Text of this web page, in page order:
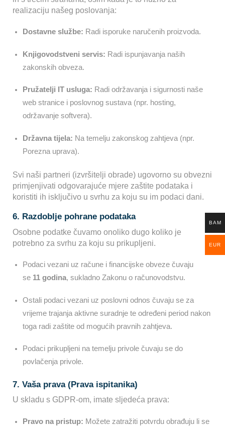
realizaciju našeg poslovanja:
Dostavne službe: Radi isporuke naručenih proizvoda.
Knjigovodstveni servis: Radi ispunjavanja naših
zakonskih obveza.
Pružatelji IT usluga: Radi održavanja i sigurnosti naše
web stranice i poslovnog sustava (npr. hosting,
održavanje softvera).
Državna tijela: Na temelju zakonskog zahtjeva (npr.
Porezna uprava).
Svi naši partneri (izvršitelji obrade) ugovorno su obvezni
primjenjivati odgovarajuće mjere zaštite podataka i
koristiti ih isključivo u svrhu za koju su im podaci dani.
6. Razdoblje pohrane podataka
Osobne podatke čuvamo onoliko dugo koliko je
potrebno za svrhu za koju su prikupljeni.
Podaci vezani uz račune i financijske obveze čuvaju
se 11 godina, sukladno Zakonu o računovodstvu.
Ostali podaci vezani uz poslovni odnos čuvaju se za
vrijeme trajanja aktivne suradnje te određeni period nakon
toga radi zaštite od mogućih pravnih zahtjeva.
Podaci prikupljeni na temelju privole čuvaju se do
povlačenja privole.
7. Vaša prava (Prava ispitanika)
U skladu s GDPR-om, imate sljedeća prava:
Pravo na pristup: Možete zatražiti potvrdu obrađuju li se
BAM
EUR